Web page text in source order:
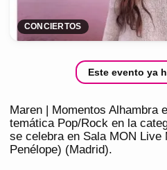
CONCIERTOS
Este evento ya
Maren | Momentos Alhambra
temática Pop/Rock en la
se celebra en Sala MON Live
Penélope) (Madrid).